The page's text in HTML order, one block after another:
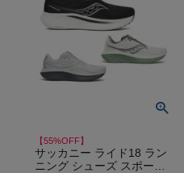
【55%OFF】
サッカニー ライド18 ラン
ニング シューズ スポーツ